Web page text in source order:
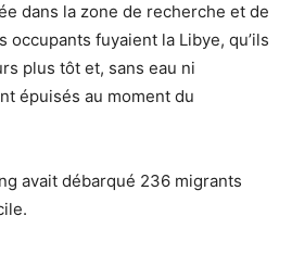
dans la zone de recherche et de
occupants fuyaient la Libye, qu’ils
plus tôt et, sans eau ni
épuisés au moment du
avait débarqué 236 migrants